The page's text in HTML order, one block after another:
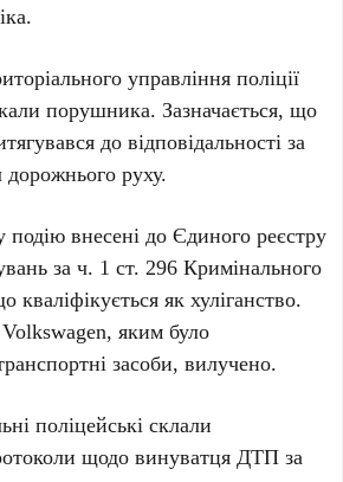
управління поліції
порушника. Зазначається, що
до відповідальності за
руху.
подію внесені доЄдиного реєстру
зач. 1 ст. 296 Кримінального
кваліфікується як хуліганство.
Volkswagen, яким було
засоби, вилучено.
поліцейські склали
щодо винуватця ДТП за